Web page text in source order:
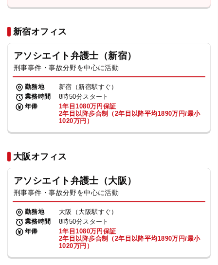
新宿オフィス
アソシエイト弁護士（新宿）
刑事事件・事故分野を中心に活動
勤務地
新宿（新宿駅すぐ）
業務時間
8時50分スタート
年俸
1年目1080万円保証
2年目以降歩合制（2年目以降平均1890万円/最小
1020万円）
大阪オフィス
アソシエイト弁護士（大阪）
刑事事件・事故分野を中心に活動
勤務地
大阪（大阪駅すぐ）
業務時間
8時50分スタート
年俸
1年目1080万円保証
2年目以降歩合制（2年目以降平均1890万円/最小
1020万円）
求人採用
お知らせ
特設サイト
相談先情報サイト
法人グループ
プライバシーポリシー 利用規約
TikTok受賞 定義集 動画集